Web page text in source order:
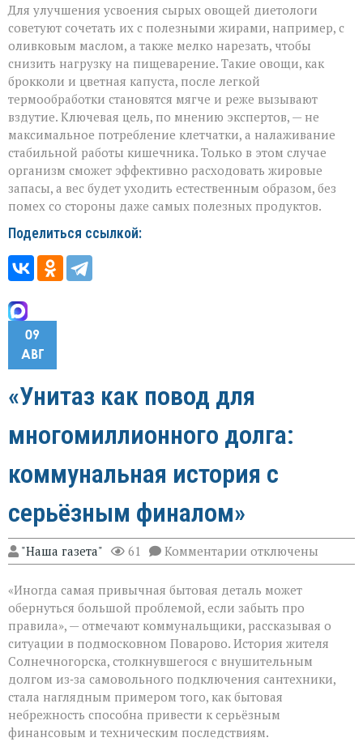
Для улучшения усвоения сырых овощей диетологи
советуют сочетать их с полезными жирами, например, с
оливковым маслом, а также мелко нарезать, чтобы
снизить нагрузку на пищеварение. Такие овощи, как
брокколи и цветная капуста, после легкой
термообработки становятся мягче и реже вызывают
вздутие. Ключевая цель, по мнению экспертов, — не
максимальное потребление клетчатки, а налаживание
стабильной работы кишечника. Только в этом случае
организм сможет эффективно расходовать жировые
запасы, а вес будет уходить естественным образом, без
помех со стороны даже самых полезных продуктов.
Поделиться ссылкой:
09
АВГ
«Унитаз как повод для
многомиллионного долга:
коммунальная история с
серьёзным финалом»
"Наша газета" 61 Комментарии к
записи
как
повод
долга:
коммунальная
история
с
серьёзным
финалом»
отключены
«Иногда самая привычная бытовая деталь может
обернуться большой проблемой, если забыть про
правила», — отмечают коммунальщики, рассказывая о
ситуации в подмосковном Поварово. История жителя
Солнечногорска, столкнувшегося с внушительным
долгом из‑за самовольного подключения сантехники,
стала наглядным примером того, как бытовая
небрежность способна привести к серьёзным
финансовым и техническим последствиям.